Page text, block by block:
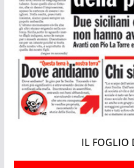
IL FOGLIO